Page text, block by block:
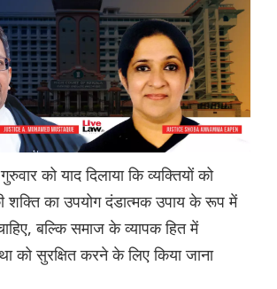
को याद दिलाया कि व्यक्तियों को
शक्ति का उपयोग दंडात्मक उपाय के रूप में
बल्कि समाज के व्यापक हित में
को सुरक्षित करने के लिए किया जाना